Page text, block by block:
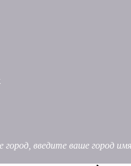
город, введите ваше город